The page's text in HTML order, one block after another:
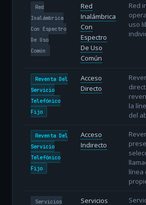
Red
Inalámbrica
Con Espectro
De Uso
Común
Red
Inalámbrica
Con
Espectro
De Uso
Común
Red
uso
Reventa Del
Servicio
Telefónico
Fijo
Acceso
Directo
la
del
Reventa Del
Servicio
Telefónico
Fijo
Acceso
Indirecto
línea
Servicios
Servicios